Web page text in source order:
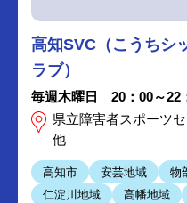
高知SVC（こうちシ
ラブ）
毎週木曜日 20：00～
県立障害者スポーツ
他
高知市 安芸地域 物
仁淀川地域
高幡地域